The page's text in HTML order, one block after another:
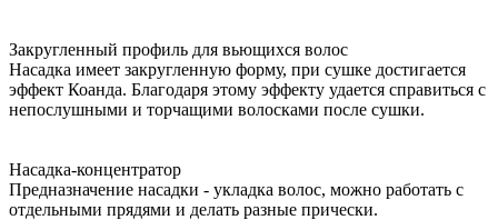
Закругленный профиль для вьющихся волос
Насадка имеет закругленную форму, при сушке достигается
эффект Коанда. Благодаря этому эффекту удается справиться с
непослушными и торчащими волосками после сушки.
Насадка-концентратор
Предназначение насадки - укладка волос, можно работать с
отдельными прядями и делать разные прически.